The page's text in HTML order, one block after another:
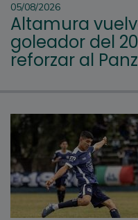
05/08/2026
Altamura
goleador del
reforzar al